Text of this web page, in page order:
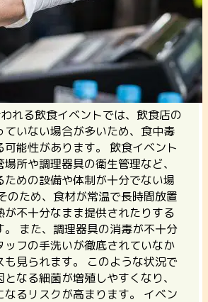
れる飲食イベントでは、飲食店の
いない場合が多いため、 食中毒
可能性があります。 飲食イベント
所や調理器具の衛生管理など、
ための設備や体制が十分でない場
ため、 食材が常温で長時間放置
が不十分なまま提供されたりする
。 また、調理器具の消毒が不十分
ッフの手洗いが徹底されていなか
も見られます。 このような状況で
なる細菌が増殖しやすくなり、
なるリスクが高まります。 イベン